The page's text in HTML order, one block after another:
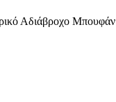
Αδιάβροχο Μπουφάν